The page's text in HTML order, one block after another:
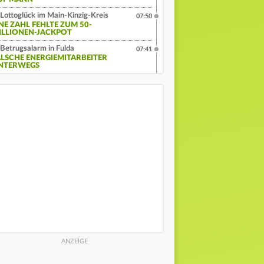
Lottoglück im Main-Kinzig-Kreis
ZAHL FEHLTE ZUM 50-
JACKPOT
07:50
Betrugsalarm in Fulda
ENERGIEMITARBEITER
07:41